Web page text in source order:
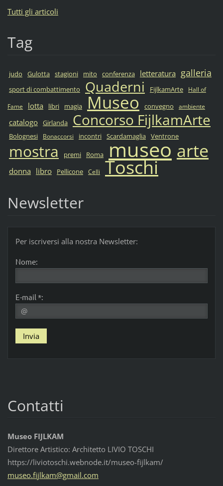
Tutti gli articoli
Tag
judo Gulotta stagioni mito conferenza letteratura galleria
sport di combattimento Quaderni FijlkamArte
Hall of
Fame
lotta libri magia Museo convegno ambiente
catalogo Girlanda Concorso FijlkamArte
Bolognesi Bonaccorsi incontri Scardamaglia Ventrone
mostra premi Roma museo arte
donna libro Pellicone Celli Toschi
Newsletter
Per iscriversi alla nostra Newsletter:
Nome:
E-mail *:
Contatti
Museo FIJLKAM
Direttore Artistico: Architetto LIVIO TOSCHI
https://liviotoschi.webnode.it/museo-fijlkam/
museo.fijlkam@gmail.com